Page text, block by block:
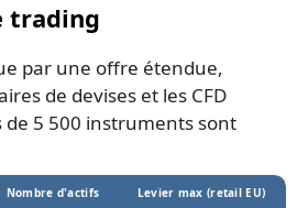
trading
par une offre étendue,
de devises et les CFD
de 5 500 instruments sont
Nombre d'actifs Levier max (retail EU)